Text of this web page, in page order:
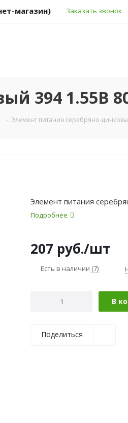
магазин) Заказать звонок
394 1.55В
- Элемент питания серебряно-
Элемент питания
Подробнее
207 руб./шт
Есть в наличии (7)
В
Поделиться